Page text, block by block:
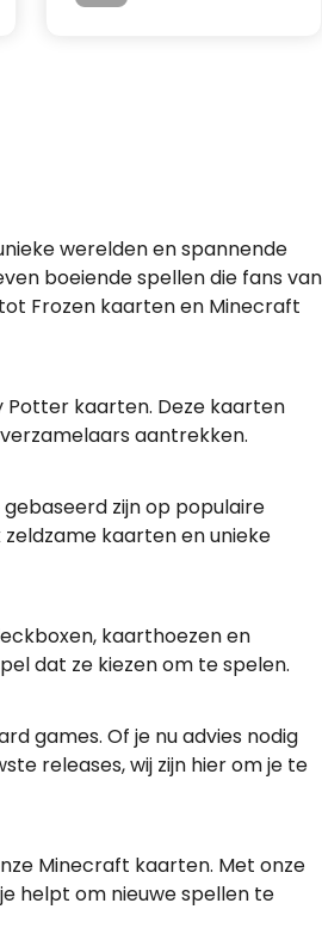
werelden en spannende
boeiende spellen die fans van
Frozen kaarten en Minecraft
Potter kaarten. Deze kaarten
aantrekken.
zijn op populaire
kaarten en unieke
kaarthoezen en
dat ze kiezen om te spelen.
games. Of je nu advies nodig
releases, wij zijn hier om je te
Minecraft kaarten. Met onze
helpt om nieuwe spellen te